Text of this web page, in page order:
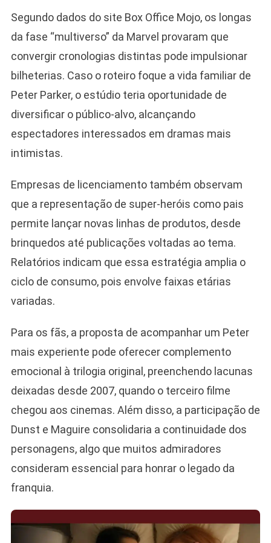
Segundo dados do site Box Office Mojo, os longas
da fase “multiverso” da Marvel provaram que
convergir cronologias distintas pode impulsionar
bilheterias. Caso o roteiro foque a vida familiar de
Peter Parker, o estúdio teria oportunidade de
diversificar o público-alvo, alcançando
espectadores interessados em dramas mais
intimistas.
Empresas de licenciamento também observam
que a representação de super-heróis como pais
permite lançar novas linhas de produtos, desde
brinquedos até publicações voltadas ao tema.
Relatórios indicam que essa estratégia amplia o
ciclo de consumo, pois envolve faixas etárias
variadas.
Para os fãs, a proposta de acompanhar um Peter
mais experiente pode oferecer complemento
emocional à trilogia original, preenchendo lacunas
deixadas desde 2007, quando o terceiro filme
chegou aos cinemas. Além disso, a participação de
Dunst e Maguire consolidaria a continuidade dos
personagens, algo que muitos admiradores
consideram essencial para honrar o legado da
franquia.